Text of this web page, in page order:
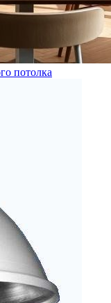
потолка